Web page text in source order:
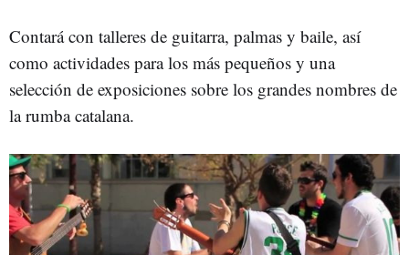
Contará con talleres de guitarra, palmas y baile, así
como actividades para los más pequeños y una
selección de exposiciones sobre los grandes nombres de
la rumba catalana.